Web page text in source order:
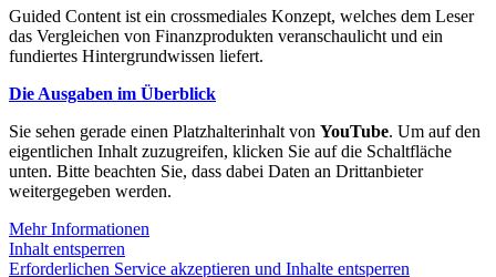
Guided Content ist ein crossmediales Konzept, welches dem Leser
das Vergleichen von Finanzprodukten veranschaulicht und ein
fundiertes Hintergrundwissen liefert.
Die Ausgaben im Überblick
Sie sehen gerade einen Platzhalterinhalt von YouTube. Um auf den
eigentlichen Inhalt zuzugreifen, klicken Sie auf die Schaltfläche
unten. Bitte beachten Sie, dass dabei Daten an Drittanbieter
weitergegeben werden.
Mehr Informationen
Inhalt entsperren
Erforderlichen Service akzeptieren und Inhalte entsperren